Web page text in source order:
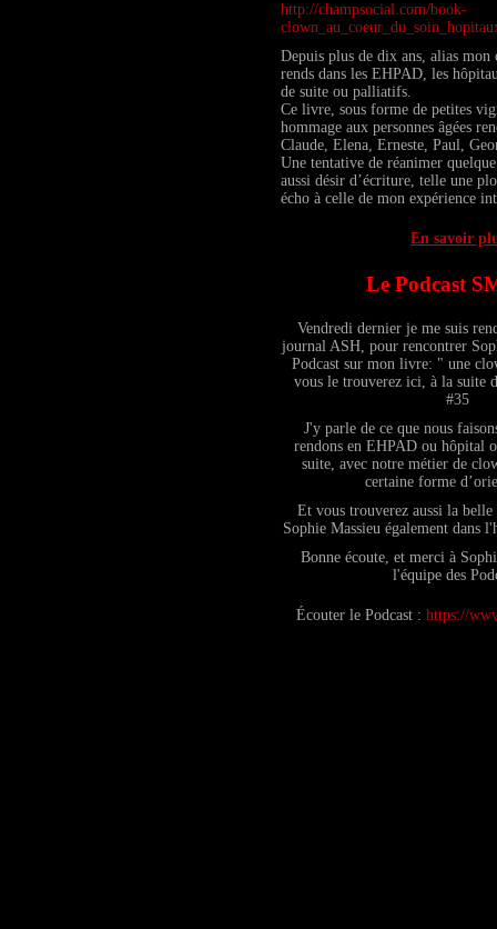
http://champsocial.com/book-
Depuis plus de dix ans, alias
rends dans les EHPAD, les
de suite ou palliatifs.
Ce livre, sous forme de petites
hommage aux personnes âgées
Claude, Elena, Erneste, Paul,
Une tentative de réanimer
aussi désir d’écriture, telle une
écho à celle de mon expérience
En savoir
Le Podcast
Vendredi dernier je me suis
journal ASH, pour rencontrer
Podcast sur mon livre: " une
vous le trouverez ici, à la suite
#35
J'y parle de ce que nous
rendons en EHPAD ou hôpital
suite, avec notre métier de
certaine forme
Et vous trouverez aussi la
Sophie Massieu également dans
Bonne écoute, et merci à
l'équipe des
Écouter le Podcast :https://